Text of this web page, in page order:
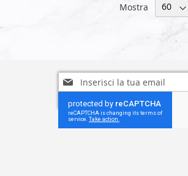
Mostra
Iscriviti
alla
nostra
Newsletter: